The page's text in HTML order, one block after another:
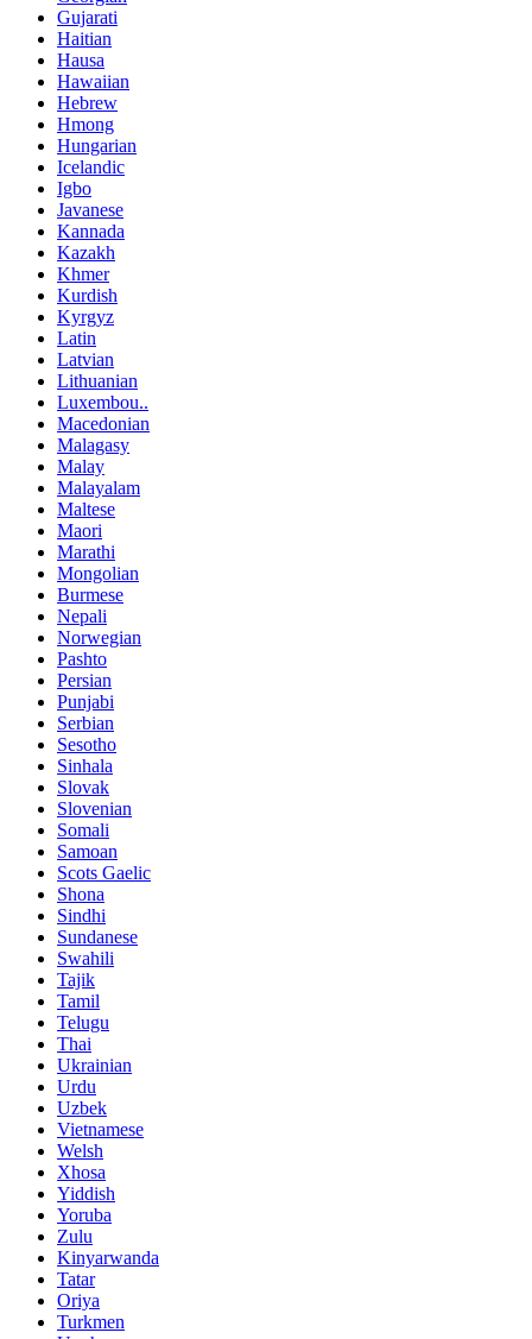
Gujarati
Haitian
Hausa
Hawaiian
Hebrew
Hmong
Hungarian
Icelandic
Igbo
Javanese
Kannada
Kazakh
Khmer
Kurdish
Kyrgyz
Latin
Latvian
Lithuanian
Luxembou..
Macedonian
Malagasy
Malay
Malayalam
Maltese
Maori
Marathi
Mongolian
Burmese
Nepali
Norwegian
Pashto
Persian
Punjabi
Serbian
Sesotho
Sinhala
Slovak
Slovenian
Somali
Samoan
Scots Gaelic
Shona
Sindhi
Sundanese
Swahili
Tajik
Tamil
Telugu
Thai
Ukrainian
Urdu
Uzbek
Vietnamese
Welsh
Xhosa
Yiddish
Yoruba
Zulu
Kinyarwanda
Tatar
Oriya
Turkmen